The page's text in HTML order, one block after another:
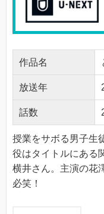
作品名
放送年
話数
授業をサボる男子生
役はタイトルにある
横井さん。主演の花
必笑！